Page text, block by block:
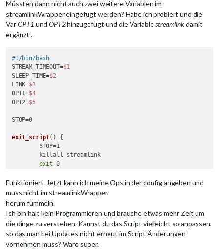
Müssten dann nicht auch zwei weitere Variablen im
streamlinkWrapper eingefügt werden? Habe ich probiert und die
VarOPT1 und OPT2hinzugefügt und die Variablestreamlinkdamit
ergänzt .
#!/bin/bash
STREAM_TIMEOUT=$1
SLEEP_TIME=$2
LINK=$3
OPT1=$4
OPT2=$5
STOP=0
exit_script() {
	STOP=1
exit 0
exit_script exit
while [ $STOP == 0 ] ; do
	streamlink
"httpstream://${LINK}" live -p cvlc --
	CUR_PID=
$PID
sleep $SLEEP_TIME
Funktioniert. Jetzt kann ich meine Ops in der config angeben und
muss nicht im streamlinkWrapper
herum fummeln.
Ich bin halt kein Programmieren und brauche etwas mehr Zeit um
die dinge zu verstehen. Kannst du das Script vielleicht so anpassen,
so das man bei Updates nicht erneut im Script Änderungen
vornehmen muss? Wäre super.